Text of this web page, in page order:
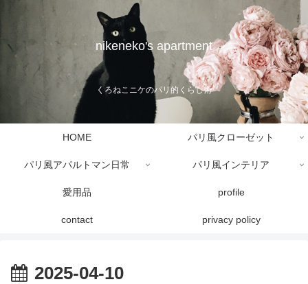
nikeneko's apartment
くろねこニケのパリ的くらし術
HOME パリ風クローゼット
パリ風アパルトマン日常 パリ風インテリア
愛用品 profile
contact privacy policy
2025-04-10